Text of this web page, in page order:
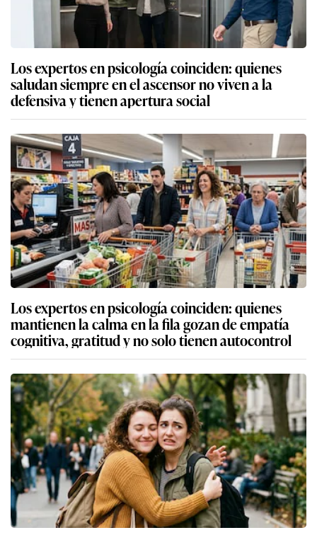
Los expertos en psicología coinciden: quienes
saludan siempre en el ascensor no viven a la
defensiva y tienen apertura social
Los expertos en psicología coinciden: quienes
mantienen la calma en la fila gozan de empatía
cognitiva, gratitud y no solo tienen autocontrol